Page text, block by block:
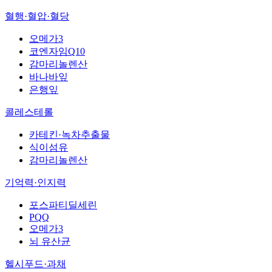
혈행·혈압·혈당
오메가3
코엔자임Q10
감마리놀렌산
바나바잎
은행잎
콜레스테롤
카테킨·녹차추출물
식이섬유
감마리놀렌산
기억력·인지력
포스파티딜세린
PQQ
오메가3
뇌 유산균
헬시푸드·과채